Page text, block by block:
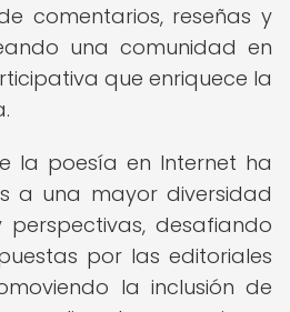
comentarios, reseñas y
una comunidad en
que enriquece la
la poesía en Internet ha
a una mayor diversidad
perspectivas, desafiando
por las editoriales
la inclusión de